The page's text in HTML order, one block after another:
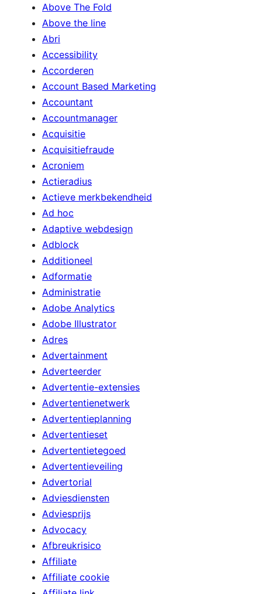
Above The Fold
Above the line
Abri
Accessibility
Accorderen
Account Based Marketing
Accountant
Accountmanager
Acquisitie
Acquisitiefraude
Acroniem
Actieradius
Actieve merkbekendheid
Ad hoc
Adaptive webdesign
Adblock
Additioneel
Adformatie
Administratie
Adobe Analytics
Adobe Illustrator
Adres
Advertainment
Adverteerder
Advertentie-extensies
Advertentienetwerk
Advertentieplanning
Advertentieset
Advertentietegoed
Advertentieveiling
Advertorial
Adviesdiensten
Adviesprijs
Advocacy
Afbreukrisico
Affiliate
Affiliate cookie